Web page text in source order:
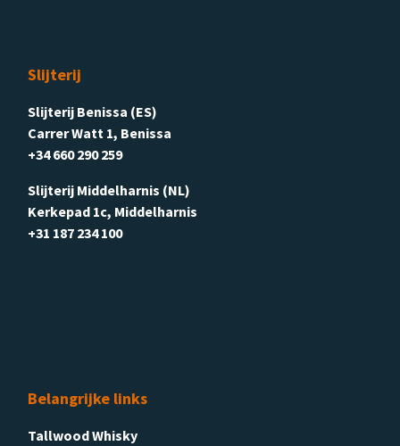
Slijterij
Slijterij Benissa (ES)
Carrer Watt 1, Benissa
+34 660 290 259
Slijterij Middelharnis (NL)
Kerkepad 1c, Middelharnis
+31 187 234 100
Belangrijke links
Tallwood Whisky